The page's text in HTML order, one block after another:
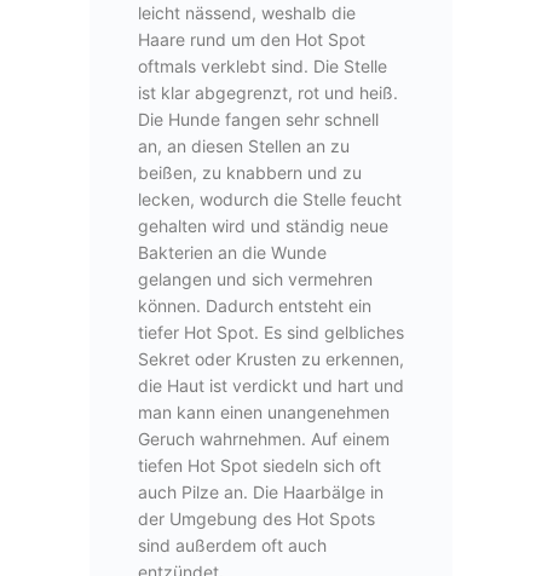
leicht nässend, weshalb die
Haare rund um den Hot Spot
oftmals verklebt sind. Die Stelle
ist klar abgegrenzt, rot und heiß.
Die Hunde fangen sehr schnell
an, an diesen Stellen an zu
beißen, zu knabbern und zu
lecken, wodurch die Stelle feucht
gehalten wird und ständig neue
Bakterien an die Wunde
gelangen und sich vermehren
können. Dadurch entsteht ein
tiefer Hot Spot. Es sind gelbliches
Sekret oder Krusten zu erkennen,
die Haut ist verdickt und hart und
man kann einen unangenehmen
Geruch wahrnehmen. Auf einem
tiefen Hot Spot siedeln sich oft
auch Pilze an. Die Haarbälge in
der Umgebung des Hot Spots
sind außerdem oft auch
entzündet.